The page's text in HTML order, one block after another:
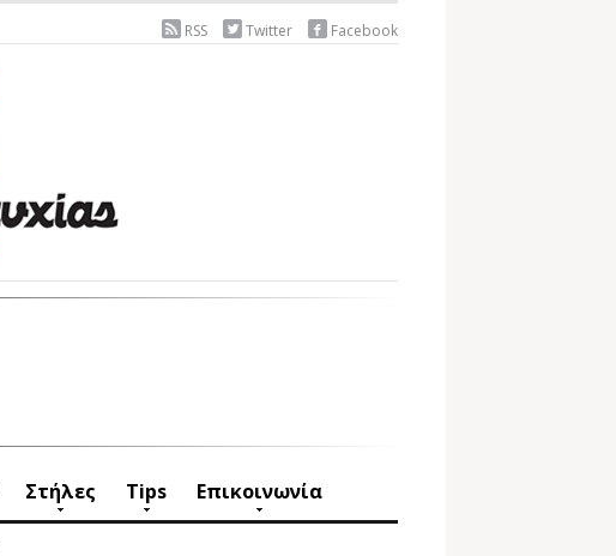
RSS Twitter Facebook
Στήλες Tips Επικοινωνία